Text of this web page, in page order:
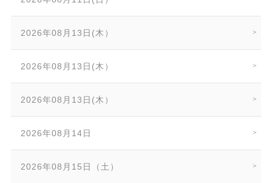
2026年08月13日(木）
2026年08月13日(木）
2026年08月13日(木）
2026年08月14日
2026年08月15日（土）